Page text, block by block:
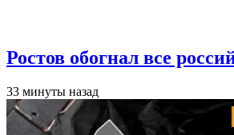
Ростов обогнал все
33 минуты назад